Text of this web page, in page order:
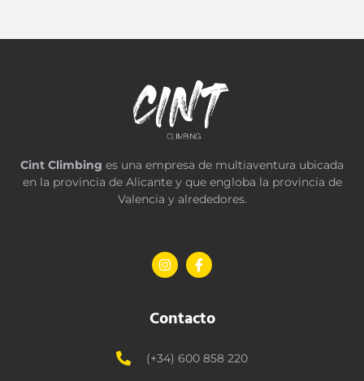
Cint Climbing es una empresa de multiaventura ubicada
en la provincia de Alicante y que engloba la provincia de
Valencia y alrededores.
Contacto
(+34) 600 858 220